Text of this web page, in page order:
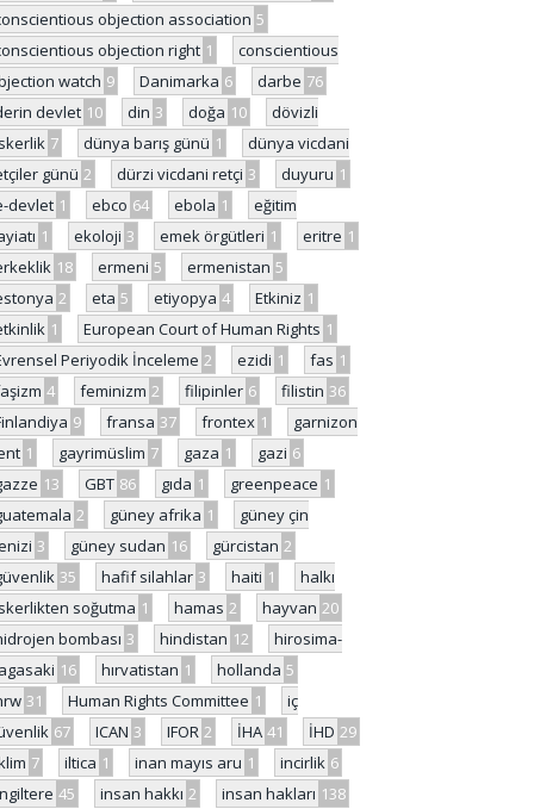
objection association 5
objection right 1
conscientious
watch 9 Danimarka 6 darbe 76
devlet 10 din 3 doğa 10
dövizli
7 dünya barış günü 1
dünya vicdani
günü 2 dürzi vicdani retçi 3 duyuru 1
devlet 1 ebco 64 ebola 1
eğitim
1 ekoloji 3 emek örgütleri 1 eritre 1
18 ermeni 5 ermenistan 5
2 eta 5 etiyopya 4 Etkiniz 1
1 European Court of Human Rights 1
Periyodik İnceleme 2 ezidi 1 fas 1
4 feminizm 2 filipinler 6 filistin 36
9 fransa 37 frontex 1
garnizon
1 gayrimüslim 7 gaza 1 gazi 6
13 GBT 86 gıda 1 greenpeace 1
2 güney afrika 1
güney çin
3 güney sudan 16 gürcistan 2
35 hafif silahlar 3 haiti 1
halkı
soğutma 1 hamas 2 hayvan 20
bombası 3 hindistan 12
hirosima-
16 hırvatistan 1 hollanda 5
31 Human Rights Committee 1
iç
67 ICAN 3 IFOR 2 İHA 41 İHD 29
7 iltica 1 inan mayıs aru 1 incirlik 6
45 insan hakkı 2 insan hakları 138